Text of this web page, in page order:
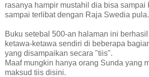
rasanya hampir mustahil dia bisa sampai
sampai terlibat dengan Raja Swedia pula.
Buku setebal 500-an halaman ini
ketawa-ketawa sendiri di beberapa
yang disampaikan secara "tiis".
Maaf mungkin hanya orang Sunda yang
maksud tiis disini.